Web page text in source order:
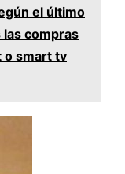
el último
compras
o smart tv